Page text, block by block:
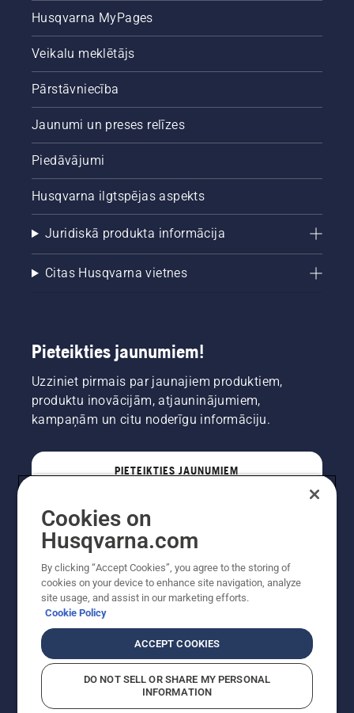
Husqvarna MyPages
Veikalu meklētājs
Pārstāvniecība
Jaunumi un preses relīzes
Piedāvājumi
Husqvarna ilgtspējas aspekts
Juridiskā produkta informācija
Citas Husqvarna vietnes
Pieteikties jaunumiem!
Uzziniet pirmais par jaunajiem produktiem,
produktu inovācijām, atjauninājumiem,
kampaņām un citu noderīgu informāciju.
PIETEIKTIES JAUNUMIEM
Autortiesības — 2022 Husqvarna AB (publ). Visas
Cookies on
Husqvarna.com
By clicking “Accept Cookies”, you agree to the storing of
cookies on your device to enhance site navigation, analyze
site usage, and assist in our marketing efforts.
Cookie Policy
ACCEPT COOKIES
DO NOT SELL OR SHARE MY PERSONAL
INFORMATION